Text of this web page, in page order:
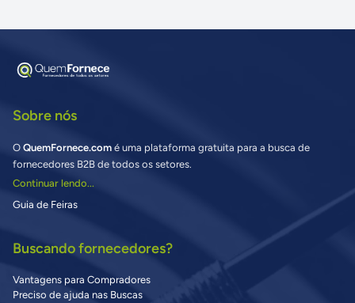
Sobre nós
O QuemFornece.com é uma plataforma gratuita para a busca de
fornecedores B2B de todos os setores.
Continuar lendo...
Guia de Feiras
Buscando fornecedores?
Vantagens para Compradores
Preciso de ajuda nas Buscas